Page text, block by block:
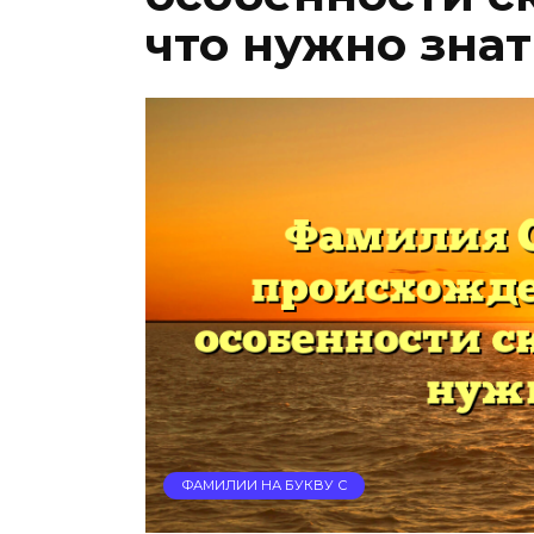
что нужно
ФАМИЛИИ НА БУКВУ С